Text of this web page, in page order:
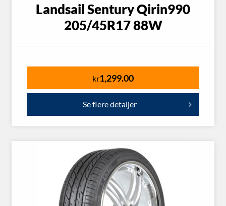
Landsail Sentury Qirin990
205/45R17 88W
kr1,299.00
Se flere detaljer